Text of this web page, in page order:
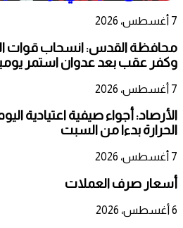
7 أغسطس، 2026
محافظة القدس: انسحاب قوات
وكفر عقب بعد عدوان استمر
7 أغسطس، 2026
الأرصاد: أجواء صيفية اعتيادية
الحرارة بدءا من السبت
7 أغسطس، 2026
أسعار صرف العملات
6 أغسطس، 2026